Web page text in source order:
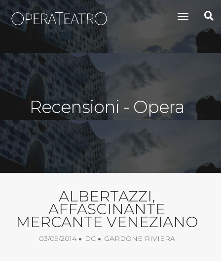
toggle
Recensioni - Opera
ALBERTAZZI,
AFFASCINANTE
MERCANTE VENEZIANO
03/09/2014 DC GARDONE RIVIERA